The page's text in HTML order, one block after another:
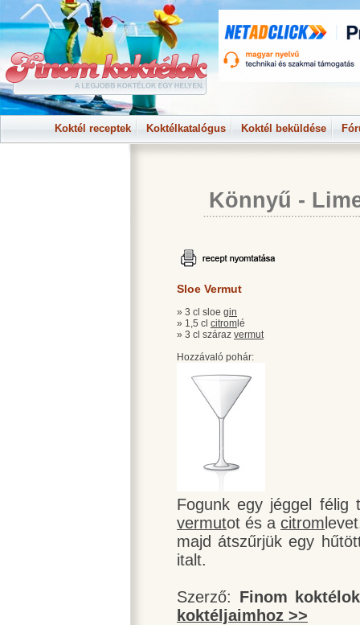
Koktél receptek Koktélkatalógus Koktél beküldése
Könnyű -
Sloe Vermut
» 3 cl sloe gin
» 1,5 cl citrom lé
» 3 cl száraz vermut
Hozzávaló pohár:
Fogunk egy jéggel
vermutot és a citrom
majd átszűrjük egy
italt.
Szerző: Finom koktélok
koktéljaimhoz >>